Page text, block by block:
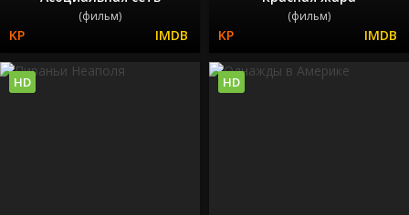
(фильм) (фильм)
HD HD